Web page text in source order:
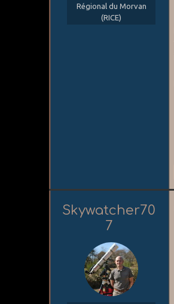
Régional du Morvan
(RICE)
Skywatcher70
7